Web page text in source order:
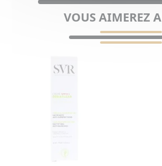
VOUS AIMEREZ